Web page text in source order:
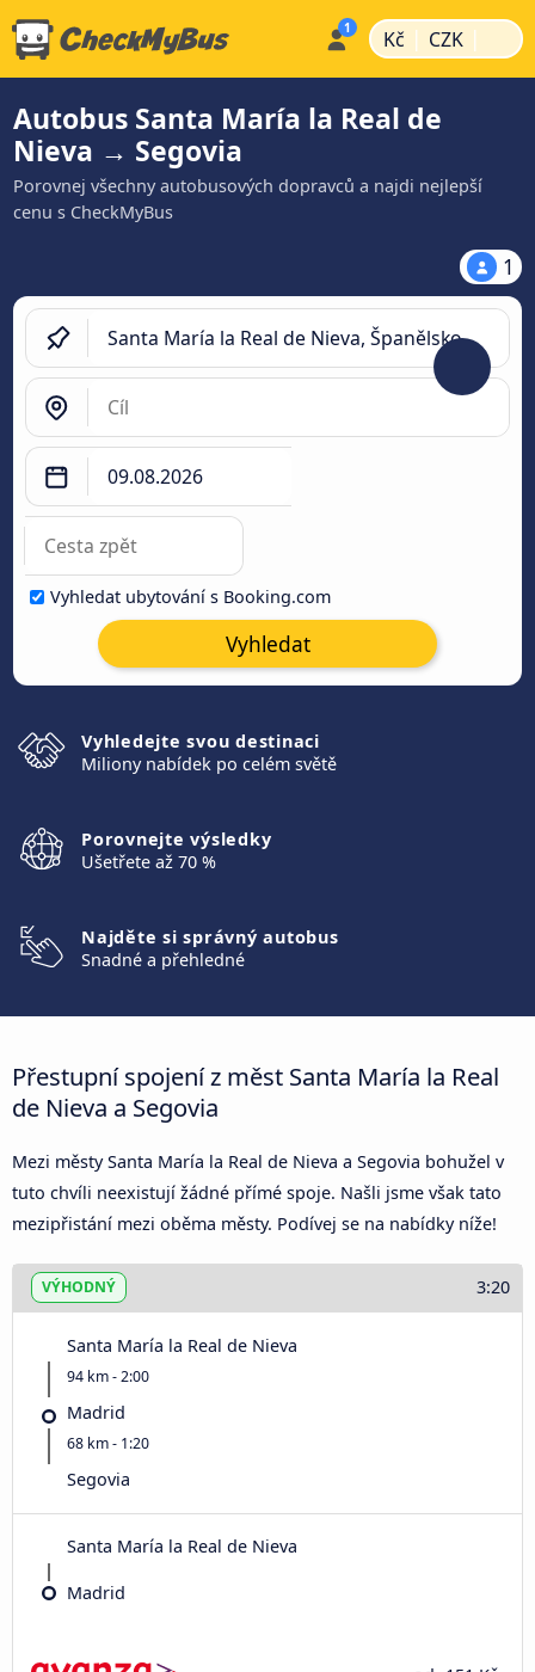
Kč | CZK |
Autobus Santa María la Real de
Nieva → Segovia
Porovnej všechny autobusových dopravců a najdi nejlepší
cenu s CheckMyBus
1
Vyhledat ubytování s Booking.com
Vyhledat
Vyhledejte svou destinaci
Miliony nabídek po celém světě
Porovnejte výsledky
Ušetřete až 70 %
Najděte si správný autobus
Snadné a přehledné
Přestupní spojení z měst Santa María la Real
de Nieva a Segovia
Mezi městy Santa María la Real de Nieva a Segovia bohužel v
tuto chvíli neexistují žádné přímé spoje. Našli jsme však tato
mezipřistání mezi oběma městy. Podívej se na nabídky níže!
VÝHODNÝ 3:20
Santa María la Real de Nieva
94 km - 2:00
Madrid
68 km - 1:20
Segovia
Santa María la Real de Nieva
Madrid